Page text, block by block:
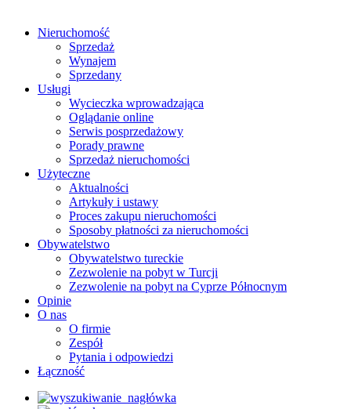
Nieruchomość
Sprzedaż
Wynajem
Sprzedany
Usługi
Wycieczka wprowadzająca
Oglądanie online
Serwis posprzedażowy
Porady prawne
Sprzedaż nieruchomości
Użyteczne
Aktualności
Artykuły i ustawy
Proces zakupu nieruchomości
Sposoby płatności za nieruchomości
Obywatelstwo
Obywatelstwo tureckie
Zezwolenie na pobyt w Turcji
Zezwolenie na pobyt na Cyprze Północnym
Opinie
O nas
O firmie
Zespół
Pytania i odpowiedzi
Łączność